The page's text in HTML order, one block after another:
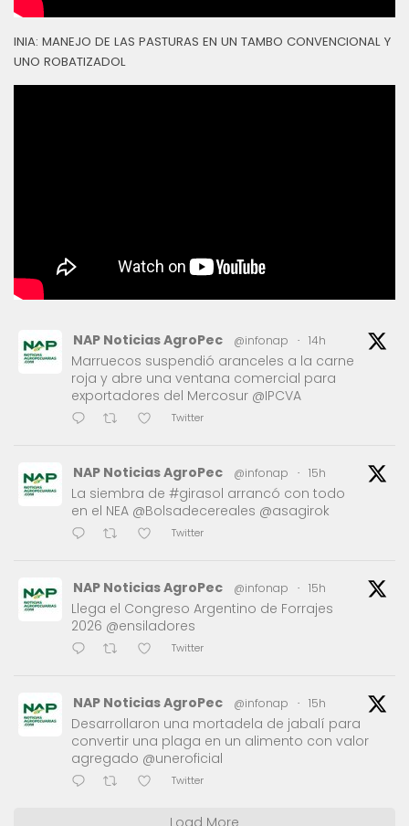
INIA: MANEJO DE LAS PASTURAS EN UN TAMBO CONVENCIONAL Y
UNO ROBATIZADOL
NAP Noticias AgroPec @infonap · 14h
Marruecos suspendió aranceles a la carne
roja y abre una ventana comercial para
exportadores del Mercosur @IPCVA
Twitter
NAP Noticias AgroPec @infonap · 15h
La siembra de #girasol arrancó con todo
en el NEA @Bolsadecereales @asagirok
Twitter
NAP Noticias AgroPec @infonap · 15h
Llega el Congreso Argentino de Forrajes
2026 @ensiladores
Twitter
NAP Noticias AgroPec @infonap · 15h
Desarrollaron una mortadela de jabalí para
convertir una plaga en un alimento con valor
agregado @uneroficial
Twitter
Load More